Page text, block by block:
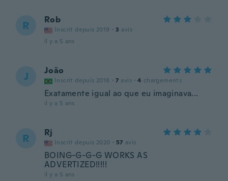
R Rob
Inscrit depuis 2019 · 3 avis
il y a 5 ans
J João
Inscrit depuis 2018 · 7 avis · 4 chargements
Exatamente igual ao que eu imaginava...
il y a 5 ans
R Rj
Inscrit depuis 2020 · 57 avis
BOING-G-G-G WORKS AS
ADVERTIZED!!!!!
il y a 5 ans